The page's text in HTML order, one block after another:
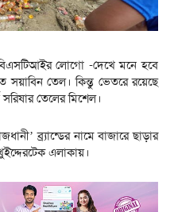
লোগো -দেখে মনে হবে
তেল। কিন্তু ভেতরে রয়েছে
তেলের মিশেল।
ব্র্যান্ডের নামে বাজারে ছাড়ার
এলাকায়।